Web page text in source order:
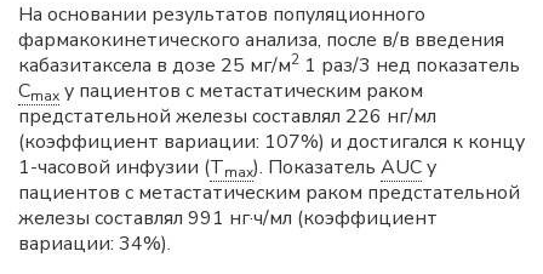
На основании результатов популяционного
фармакокинетического анализа, после в/в введения
кабазитаксела в дозе 25 мг/м2 1 раз/3 нед показатель
Cmax у пациентов с метастатическим раком
предстательной железы составлял 226 нг/мл
(коэффициент вариации: 107%) и достигался к концу
1-часовой инфузии (Tmax). Показатель AUCу
пациентов с метастатическим раком предстательной
железы составлял 991 нг·ч/мл (коэффициент
вариации: 34%).